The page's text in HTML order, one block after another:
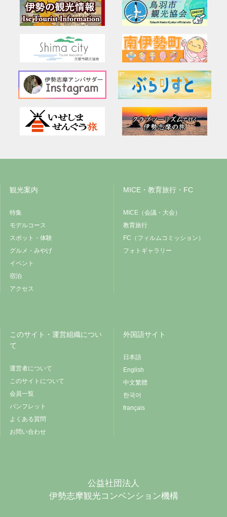
観光案内
特集
モデルコース
スポット・体験
グルメ・みやげ
イベント
宿泊
アクセス
MICE・教育旅行・FC
MICE（会議・大会）
教育旅行
FC（フィルムコミッション）
フォトギャラリー
このサイト・運営組織につい
て
運営者について
このサイトについて
会員一覧
パンフレット
よくある質問
お問い合わせ
外国語サイト
日本語
English
中文繁體
한국어
français
公益社団法人
伊勢志摩観光コンベンション機構